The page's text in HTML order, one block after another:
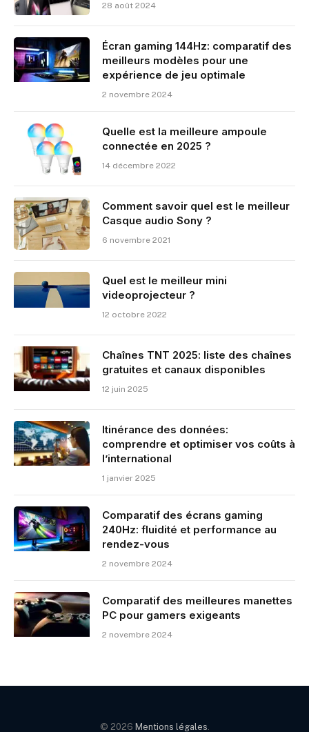
28 août 2024
Écran gaming 144Hz: comparatif des
meilleurs modèles pour une
expérience de jeu optimale
2 novembre 2024
Quelle est la meilleure ampoule
connectée en 2025 ?
14 décembre 2022
Comment savoir quel est le meilleur
Casque audio Sony ?
6 novembre 2021
Quel est le meilleur mini
videoprojecteur ?
12 octobre 2022
Chaînes TNT 2025: liste des chaînes
gratuites et canaux disponibles
12 juin 2025
Itinérance des données:
comprendre et optimiser vos coûts à
l’international
1 janvier 2025
Comparatif des écrans gaming
240Hz: fluidité et performance au
rendez-vous
2 novembre 2024
Comparatif des meilleures manettes
PC pour gamers exigeants
2 novembre 2024
© 2026 Mentions légales.